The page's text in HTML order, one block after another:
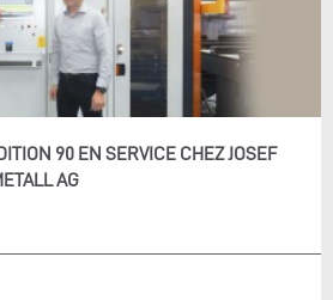
90 EN SERVICE CHEZ JOSEF
AG